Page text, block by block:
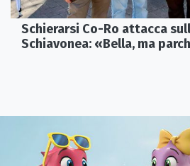
Schierarsi Co-Ro attacca
Schiavonea: «Bella, ma